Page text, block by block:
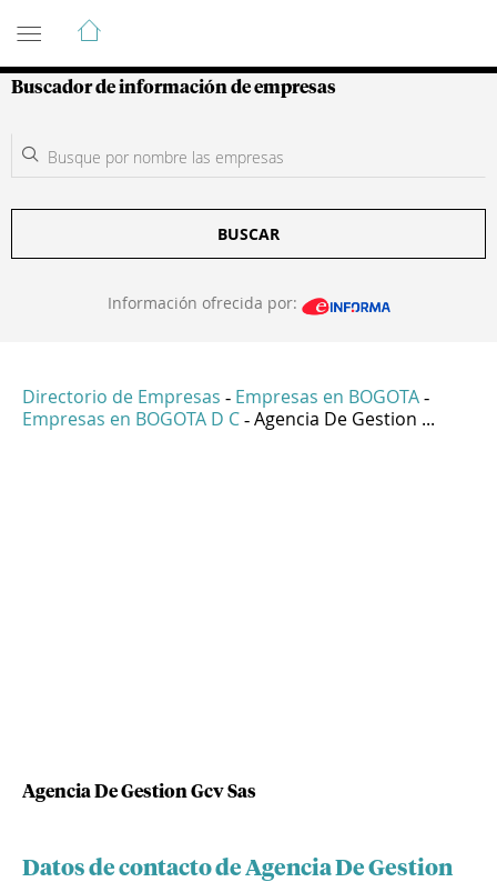
Guía de Empresas Colombianas
Buscador de información de empresas
BUSCAR
Información ofrecida por:
Directorio de Empresas - Empresas en BOGOTA -
Empresas en BOGOTA D C - Agencia De Gestion ...
Agencia De Gestion Gcv Sas
Datos de contacto de Agencia De Gestion